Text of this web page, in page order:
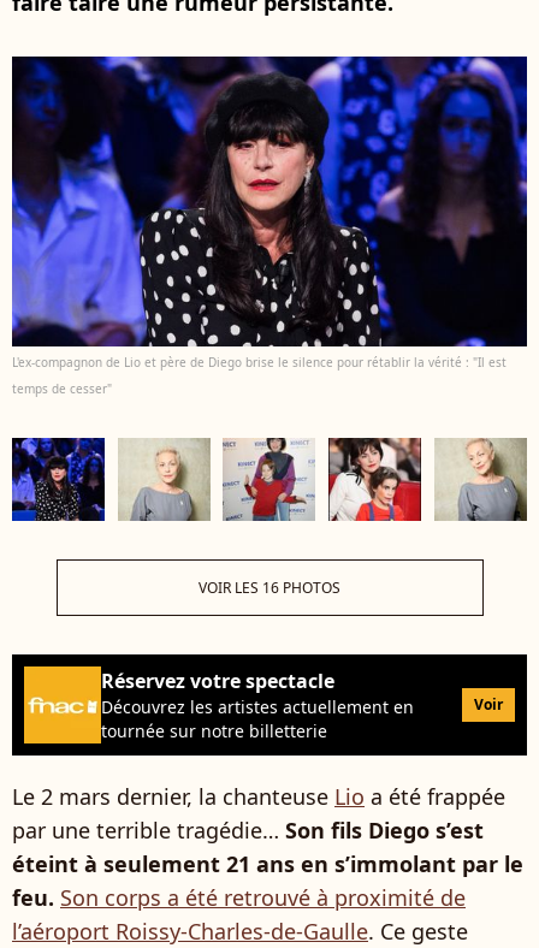
L'ex-compagnon de Lio et père de Diego brise le silence pour rétablir la vérité : "Il est
temps de cesser"
VOIR LES 16 PHOTOS
Réservez votre spectacle
Découvrez les artistes actuellement en
tournée sur notre billetterie
Voir
Le 2 mars dernier, la chanteuse Lio a été frappée
par une terrible tragédie… Son fils Diego s’est
éteint à seulement 21 ans en s’immolant par le
feu. Son corps a été retrouvé à proximité de
l’aéroport Roissy-Charles-de-Gaulle. Ce geste